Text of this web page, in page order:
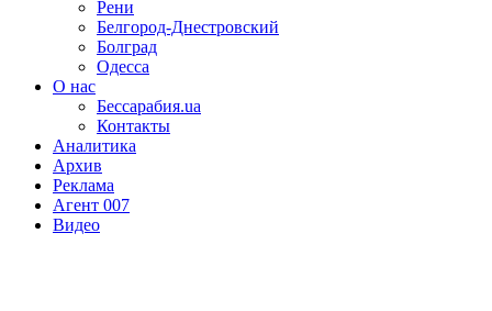
Рени
Белгород-Днестровский
Болград
Одесса
О нас
Бессарабия.ua
Контакты
Аналитика
Архив
Реклама
Агент 007
Видео